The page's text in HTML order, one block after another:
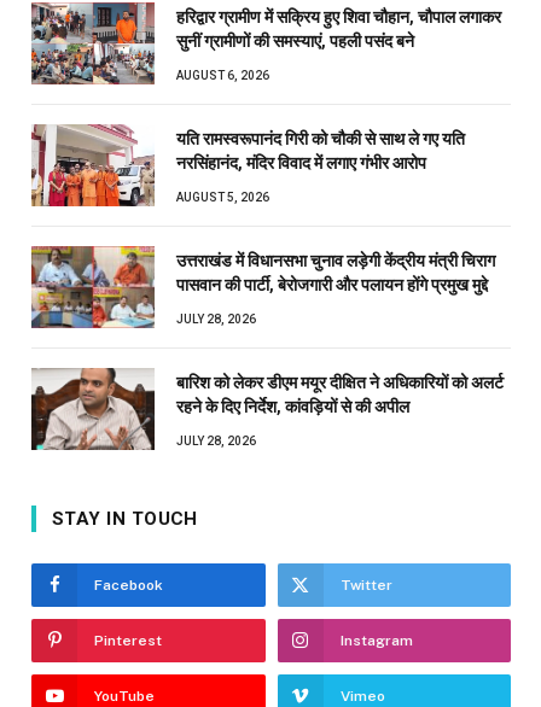
हरिद्वार ग्रामीण में सक्रिय हुए शिवा चौहान, चौपाल लगाकर
सुनीं ग्रामीणों की समस्याएं, पहली पसंद बने
AUGUST 6, 2026
यति रामस्वरूपानंद गिरी को चौकी से साथ ले गए यति
नरसिंहानंद, मंदिर विवाद में लगाए गंभीर आरोप
AUGUST 5, 2026
उत्तराखंड में विधानसभा चुनाव लड़ेगी केंद्रीय मंत्री चिराग
पासवान की पार्टी, बेरोजगारी और पलायन होंगे प्रमुख मुद्दे
JULY 28, 2026
बारिश को लेकर डीएम मयूर दीक्षित ने अधिकारियों को अलर्ट
रहने के दिए निर्देश, कांवड़ियों से की अपील
JULY 28, 2026
STAY IN TOUCH
Facebook Twitter
Pinterest Instagram
YouTube Vimeo